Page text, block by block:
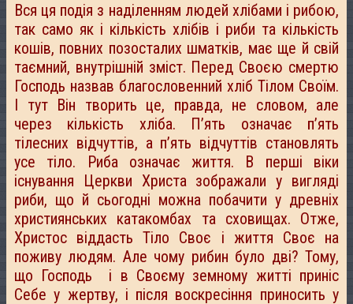
Вся ця подія з наділенням людей хлібами і рибою,
так само як і кількість хлібів і риби та кількість
кошів, повних позосталих шматків, має ще й свій
таємний, внутрішній зміст. Перед Своєю смертю
Господь назвав благословенний хліб Тілом Своїм.
І тут Він творить це, правда, не словом, але
через кількість хліба. П’ять означає п’ять
тілесних відчуттів, а п’ять відчуттів становлять
усе тіло. Риба означає життя. В перші віки
існування Церкви Христа зображали у вигляді
риби, що й сьогодні можна побачити у древніх
християнських катакомбах та сховищах. Отже,
Христос віддасть Тіло Своє і життя Своє на
поживу людям. Але чому рибин було дві? Тому,
що Господь і в Своєму земному житті приніс
Себе у жертву, і після воскресіння приносить у